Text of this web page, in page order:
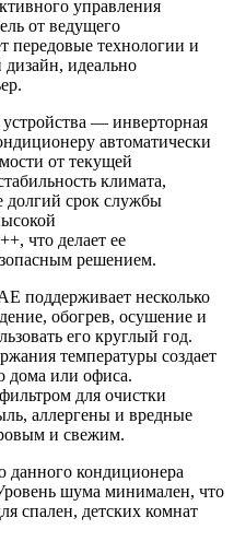
управления
от ведущего
передовые технологии и
идеально
— инверторная
автоматически
от текущей
климата,
долгий срок службы
что делает ее
решением.
поддерживает несколько
обогрев, осушение и
его круглый год.
температуры создает
дома или офиса.
для очистки
аллергены и вредные
и свежим.
кондиционера
шума минимален, что
спален, детских комнат